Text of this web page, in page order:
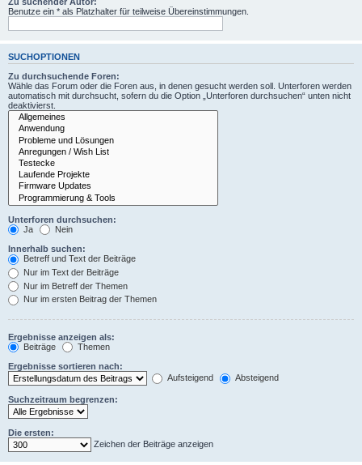
Benutze ein * als Platzhalter für teilweise Übereinstimmungen.
SUCHOPTIONEN
Zu durchsuchende Foren:
Wähle das Forum oder die Foren aus, in denen gesucht werden soll. Unterforen werden
automatisch mit durchsucht, sofern du die Option „Unterforen durchsuchen“ unten nicht
deaktivierst.
Unterforen durchsuchen:
Ja
Nein
Innerhalb suchen:
Betreff und Text der Beiträge
Nur im Text der Beiträge
Nur im Betreff der Themen
Nur im ersten Beitrag der Themen
Ergebnisse anzeigen als:
Beiträge
Themen
Ergebnisse sortieren nach:
Aufsteigend
Absteigend
Suchzeitraum begrenzen:
Die ersten:
Zeichen der Beiträge anzeigen